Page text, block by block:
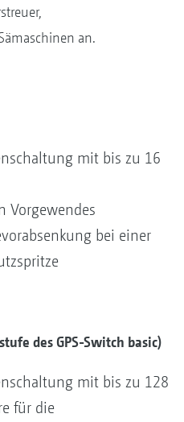
an.
mit bis zu 16
Vorgewendes
bei einer
des GPS-Switch basic)
mit bis zu 128
für die